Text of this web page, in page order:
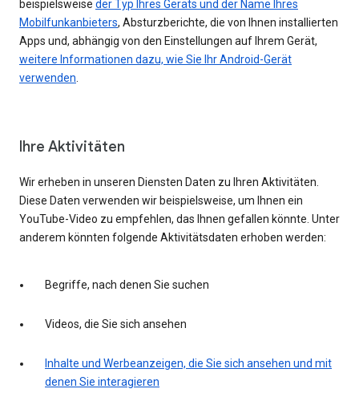
beispielsweise der Typ Ihres Geräts und der Name Ihres
Mobilfunkanbieters, Absturzberichte, die von Ihnen installierten
Apps und, abhängig von den Einstellungen auf Ihrem Gerät,
weitere Informationen dazu, wie Sie Ihr Android-Gerät
verwenden.
Ihre Aktivitäten
Wir erheben in unseren Diensten Daten zu Ihren Aktivitäten.
Diese Daten verwenden wir beispielsweise, um Ihnen ein
YouTube-Video zu empfehlen, das Ihnen gefallen könnte. Unter
anderem könnten folgende Aktivitätsdaten erhoben werden:
Begriffe, nach denen Sie suchen
Videos, die Sie sich ansehen
Inhalte und Werbeanzeigen, die Sie sich ansehen und mit
denen Sie interagieren